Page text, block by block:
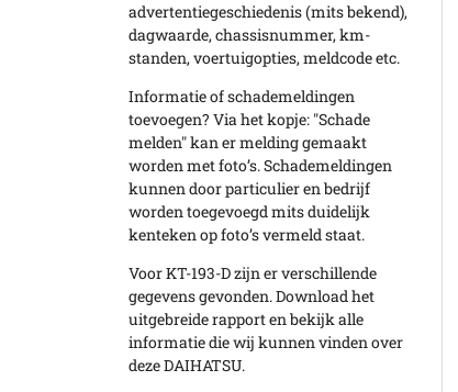
advertentiegeschiedenis (mits bekend),
dagwaarde, chassisnummer, km-
standen, voertuigopties, meldcode etc.
Informatie of schademeldingen
toevoegen? Via het kopje: "Schade
melden" kan er melding gemaakt
worden met foto’s. Schademeldingen
kunnen door particulier en bedrijf
worden toegevoegd mits duidelijk
kenteken op foto’s vermeld staat.
Voor KT-193-D zijn er verschillende
gegevens gevonden. Download het
uitgebreide rapport en bekijk alle
informatie die wij kunnen vinden over
deze DAIHATSU.